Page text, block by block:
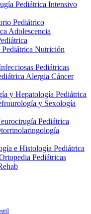
Pediátrica Intensivo
Pediátrico
Adolescencia
Nutrición
Pediátricas
Alergia Cáncer
y Hepatología Pediátrica
y Sexología
Pediátrica
e Histología Pediátrica
Pediátricas